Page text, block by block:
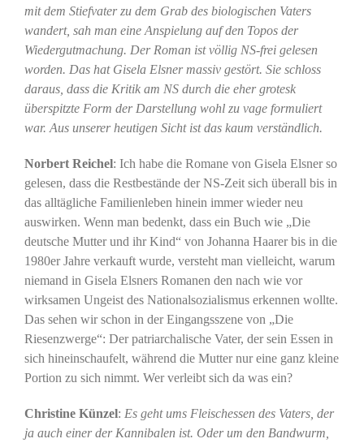
mit dem Stiefvater zu dem Grab des biologischen Vaters
wandert, sah man eine Anspielung auf den Topos der
Wiedergutmachung. Der Roman ist völlig NS-frei gelesen
worden. Das hat Gisela Elsner massiv gestört. Sie schloss
daraus, dass die Kritik am NS durch die eher grotesk
überspitzte Form der Darstellung wohl zu vage formuliert
war. Aus unserer heutigen Sicht ist das kaum verständlich.
Norbert Reichel: Ich habe die Romane von Gisela Elsner so
gelesen, dass die Restbestände der NS-Zeit sich überall bis in
das alltägliche Familienleben hinein immer wieder neu
auswirken. Wenn man bedenkt, dass ein Buch wie „Die
deutsche Mutter und ihr Kind“ von Johanna Haarer bis in die
1980er Jahre verkauft wurde, versteht man vielleicht, warum
niemand in Gisela Elsners Romanen den nach wie vor
wirksamen Ungeist des Nationalsozialismus erkennen wollte.
Das sehen wir schon in der Eingangsszene von „Die
Riesenzwerge“: Der patriarchalische Vater, der sein Essen in
sich hineinschaufelt, während die Mutter nur eine ganz kleine
Portion zu sich nimmt. Wer verleibt sich da was ein?
Christine Künzel: Es geht ums Fleischessen des Vaters, der
ja auch einer der Kannibalen ist. Oder um den Bandwurm,